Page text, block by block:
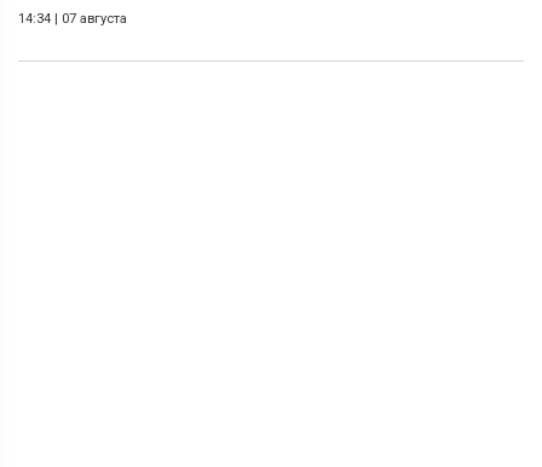
14:34 | 07 августа